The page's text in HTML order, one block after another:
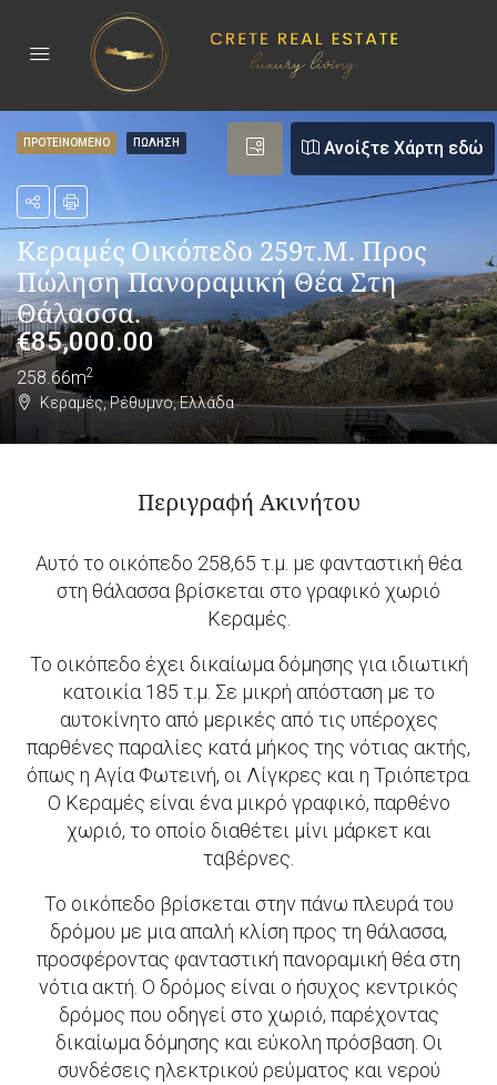
Ανοίξτε Χάρτη εδώ
ΠΡΟΤΕΙΝΟΜΕΝΟ ΠΏΛΗΣΗ
Κεραμές Οικόπεδο 259τ.μ. Προς
Πώληση Πανοραμική Θέα Στη
Θάλασσα.
€85,000.00
258.66m2
Κεραμές, Ρέθυμνο, Ελλάδα
Περιγραφή Ακινήτου
Αυτό το οικόπεδο 258,65 τ.μ. με φανταστική θέα
στη θάλασσα βρίσκεται στο γραφικό χωριό
Κεραμές.
Το οικόπεδο έχει δικαίωμα δόμησης για ιδιωτική
κατοικία 185 τ.μ. Σε μικρή απόσταση με το
αυτοκίνητο από μερικές από τις υπέροχες
παρθένες παραλίες κατά μήκος της νότιας ακτής,
όπως η Αγία Φωτεινή, οι Λίγκρες και η Τριόπετρα.
O Κεραμές είναι ένα μικρό γραφικό, παρθένο
χωριό, το οποίο διαθέτει μίνι μάρκετ και
ταβέρνες.
Το οικόπεδο βρίσκεται στην πάνω πλευρά του
δρόμου με μια απαλή κλίση προς τη θάλασσα,
προσφέροντας φανταστική πανοραμική θέα στη
νότια ακτή. Ο δρόμος είναι ο ήσυχος κεντρικός
δρόμος που οδηγεί στο χωριό, παρέχοντας
δικαίωμα δόμησης και εύκολη πρόσβαση. Οι
συνδέσεις ηλεκτρικού ρεύματος και νερού